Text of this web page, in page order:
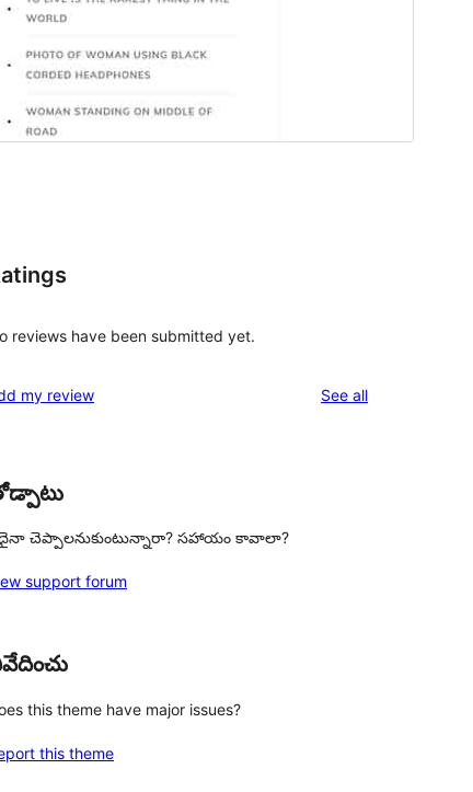
reviews have been submitted yet.
my review See allreviews
చెప్పాలనుకుంటున్నారా? సహాయం కావాలా?
support forum
this theme have major issues?
this theme